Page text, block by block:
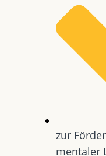
zur
mentaler